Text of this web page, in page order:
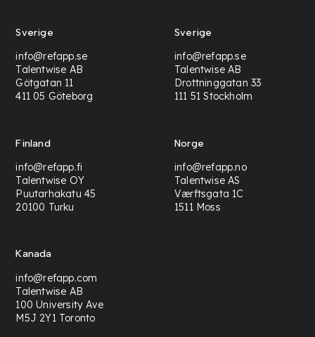
Sverige
info@refapp.se
Talentwise AB
Götgatan 11
411 05 Göteborg
Sverige
info@refapp.se
Talentwise AB
Drottninggatan 33
111 51 Stockholm
Finland
info@refapp.fi
Talentwise OY
Puutarhakatu 45
20100 Turku
Norge
info@refapp.no
Talentwise AS
Værftsgata 1C
1511 Moss
Kanada
info@refapp.com
Talentwise AB
100 University Ave
M5J 2Y1 Toronto